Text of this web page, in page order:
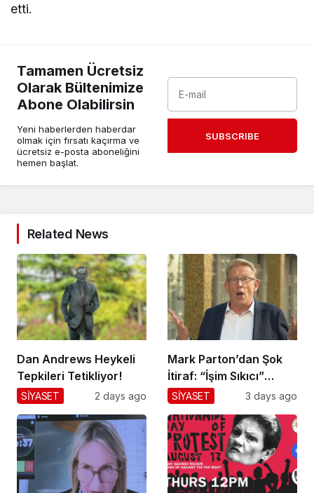
etti.
Tamamen Ücretsiz
Olarak Bültenimize
Abone Olabilirsin
Yeni haberlerden haberdar
olmak için fırsatı kaçırma ve
ücretsiz e-posta aboneliğini
hemen başlat.
SUBSCRIBE
Related News
Dan Andrews Heykeli
Tepkileri Tetikliyor!
SİYASET 2 days ago
Mark Parton’dan Şok
İtiraf: “İşim Sıkıcı”
Mesajı!
SİYASET 3 days ago